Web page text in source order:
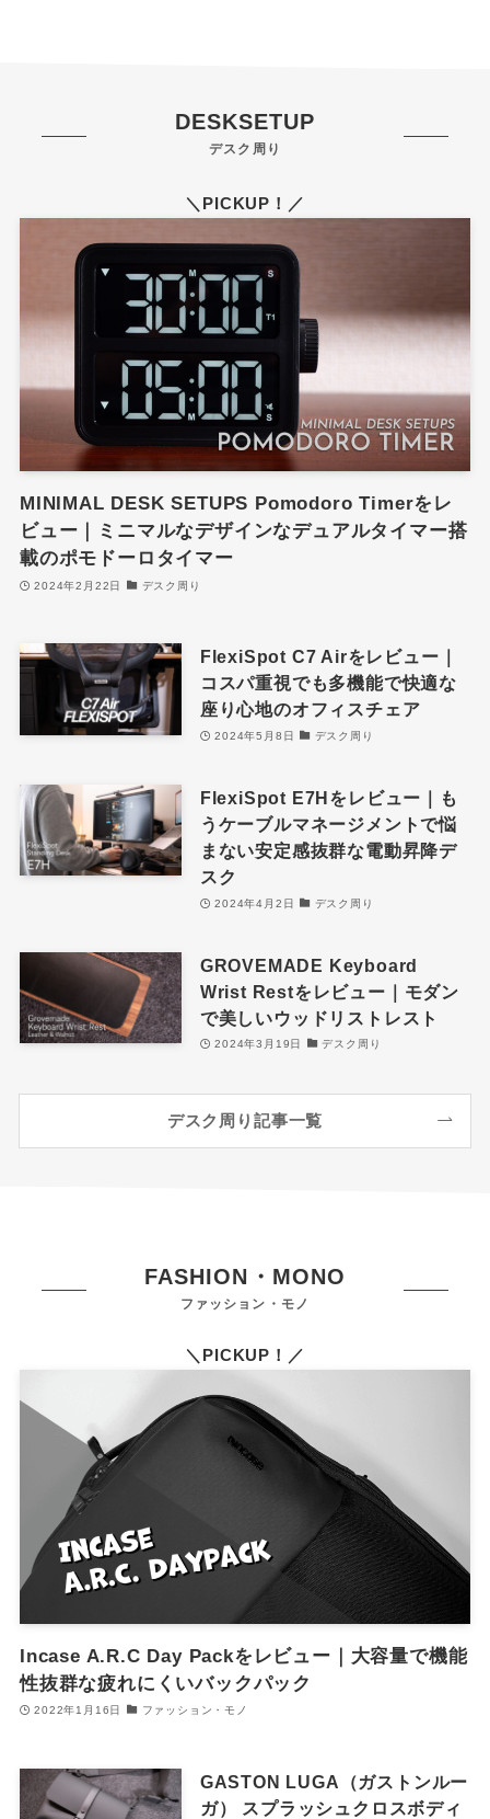
DESKSETUP
デスク周り
＼PICKUP！／
MINIMAL DESK SETUPS Pomodoro Timerをレ
ビュー｜ミニマルなデザインなデュアルタイマー搭
載のポモドーロタイマー
2024年2月22日 デスク周り
FlexiSpot C7 Airをレビュー｜
コスパ重視でも多機能で快適な
座り心地のオフィスチェア
2024年5月8日 デスク周り
FlexiSpot E7Hをレビュー｜も
うケーブルマネージメントで悩
まない安定感抜群な電動昇降デ
スク
2024年4月2日 デスク周り
GROVEMADE Keyboard
Wrist Restをレビュー｜モダン
で美しいウッドリストレスト
2024年3月19日 デスク周り
デスク周り記事一覧
FASHION・MONO
ファッション・モノ
＼PICKUP！／
Incase A.R.C Day Packをレビュー｜大容量で機能
性抜群な疲れにくいバックパック
2022年1月16日 ファッション・モノ
GASTON LUGA（ガストンルー
ガ） スプラッシュクロスボディ